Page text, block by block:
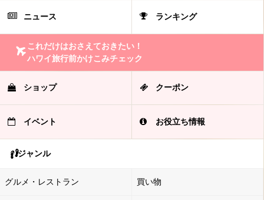
ニュース ランキング
これだけはおさえておきたい！
ハワイ旅行前かけこみチェック
ショップ クーポン
イベント お役立ち情報
ジャンル
グルメ・レストラン 買い物